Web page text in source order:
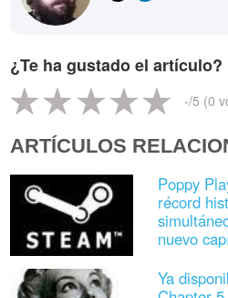
¿Te ha gustado el artículo?
-/5 (0
ARTÍCULOS
Poppy
récord
nuevo
Ya